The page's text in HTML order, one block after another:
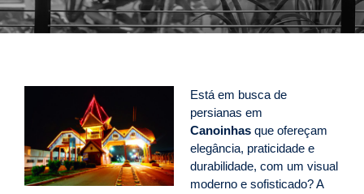
Está em busca de
persianas em
Canoinhas que ofereçam
elegância, praticidade e
durabilidade, com um visual
moderno e sofisticado? A